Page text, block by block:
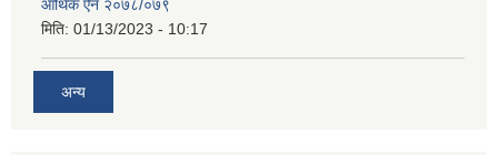
आर्थिक ऐन २०७८/०७९
मिति: 01/13/2023 - 10:17
अन्य